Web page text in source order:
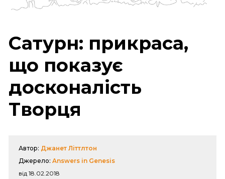
Сатурн: прикраса,
що показує
досконалість
Творця
Автор: Джанет Літтлтон
Джерело: Answers in Genesis
від 18.02.2018